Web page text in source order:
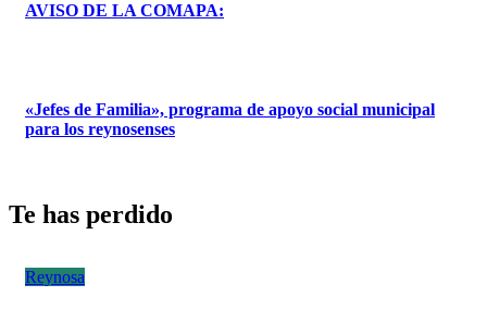
AVISO DE LA COMAPA:
«Jefes de Familia», programa de apoyo social municipal
para los reynosenses
Te has perdido
Reynosa